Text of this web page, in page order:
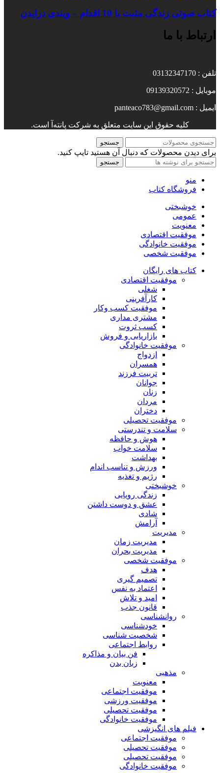
کتاب صوتی زندگی مثبت با 10 اقدام – ویندی درایدن
ارتباط با ما
تلفن : 03132347170
موبایل : 09139320572
ایمیل : panteaco783@gmail.com
کلیه حقوق این سایت متعلق به شرکت پانته‌آ است.
جستجو
برای دیدن محصولات که دنبال آن هستید تایپ کنید.
جستجو
منو
فروشگاه کتاب
خوشبختی
عمومی
معنویت
موفقیت اقتصادی
موفقیت خانوادگی
موفقیت شخصی
کتاب های رایگان
موفقیت اقتصادی
شغلی
کارآفرینی
موفقیت کسب وکار
مشتری مداری
کسب ثروت
بازاریابی و فروش
موفقیت خانوادگی
ازدواج
همسران
تربیت فرزند
جوانان
زنان
مردان
دختران
موفقیت تحصیلی
سلامت و تندرستی
هوش و حافظه
سلامت خواب
بهداشت
ورزش و تناسب اندام
رژیم و تغذیه
خوشبختی
زندگی رویایی
عشق و دوست داشتن
شادی
آرامش
مدیریت
مدیریت زمان
مدیریت بحران
موفقیت شخصی
هدف
تصمیم گیری
اعتماد به نفس
امید و تلاش
قانون جذب
روانشناسی
خودشناسی
شخصیت شناسی
روابط اجتماعی
فن بیان و مذاکره
زبان بدن
مذهبی
معنویت
موفقیت اجتماعی
موفقیت ورزشی
موفقیت تحصیلی
موفقیت خانوادگی
فیلم های انگیزشی
موفقیت اجتماعی
موفقیت تحصیلی
موفقیت تحصیلی
موفقیت خانوادگی